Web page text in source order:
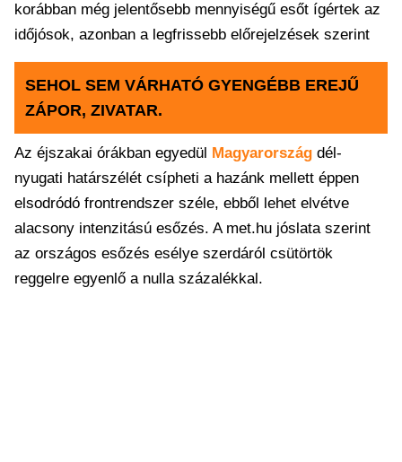
korábban még jelentősebb mennyiségű esőt ígértek az
időjósok, azonban a legfrissebb előrejelzések szerint
SEHOL SEM VÁRHATÓ GYENGÉBB EREJŰ
ZÁPOR, ZIVATAR.
Az éjszakai órákban egyedül Magyarország dél-
nyugati határszélét csípheti a hazánk mellett éppen
elsodródó frontrendszer széle, ebből lehet elvétve
alacsony intenzitású esőzés. A met.hu jóslata szerint
az országos esőzés esélye szerdáról csütörtök
reggelre egyenlő a nulla százalékkal.